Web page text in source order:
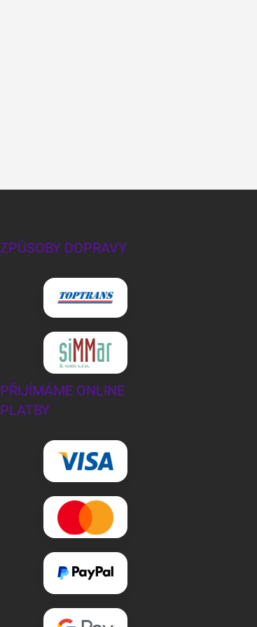
ZPŮSOBY DOPRAVY
PŘIJÍMÁME ONLINE
PLATBY